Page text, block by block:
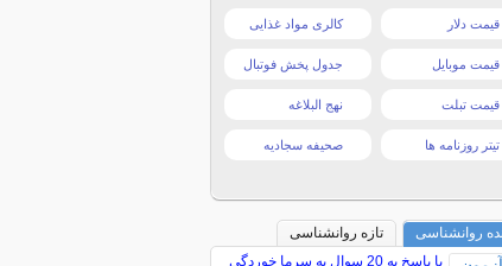
قیمت دلار کالری مواد غذایی
قیمت موبایل جدول پخش فوتبال
قیمت تبلت نهج البلاغه
تیتر روزنامه ها صحیفه سجادیه
روانشناسی
تازه روانشناسی
با پاسخ به 20 سوال به سرما خوردگی